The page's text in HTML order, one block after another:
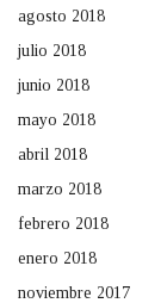
agosto 2018
julio 2018
junio 2018
mayo 2018
abril 2018
marzo 2018
febrero 2018
enero 2018
noviembre 2017